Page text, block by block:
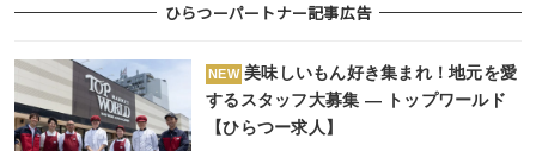
ひらつーパートナー記事広告
NEW 美味しいもん好き集まれ！地元を愛
するスタッフ大募集 ― トップワールド
【ひらつー求人】